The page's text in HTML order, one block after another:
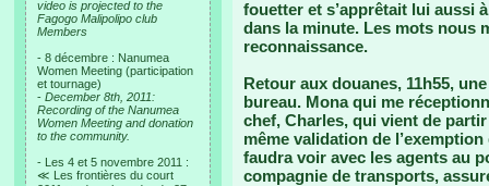
video is projected to the
Fagogo Malipolipo club
Members
- 8 décembre : Nanumea
Women Meeting (participation
et tournage)
- December 8th, 2011:
Recording of the Nanumea
Women Meeting and donation
to the community.
- Les 4 et 5 novembre 2011 :
≪ Les frontières du court
fouetter et s’apprêtait lui aussi
dans la minute. Les mots nous
reconnaissance.
Retour aux douanes, 11h55,
bureau. Mona qui me
chef, Charles, qui vient de
même validation de
faudra voir avec les agents au
compagnie de transports,